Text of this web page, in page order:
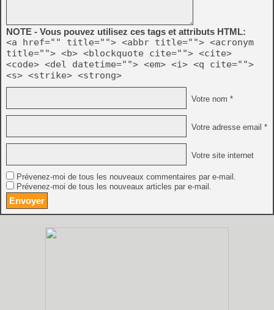
NOTE - Vous pouvez utilisez ces tags et attributs HTML:
<a href="" title=""> <abbr title=""> <acronym
title=""> <b> <blockquote cite=""> <cite>
<code> <del datetime=""> <em> <i> <q cite="">
<s> <strike> <strong>
Votre nom *
Votre adresse email *
Votre site internet
Prévenez-moi de tous les nouveaux commentaires par e-mail.
Prévenez-moi de tous les nouveaux articles par e-mail.